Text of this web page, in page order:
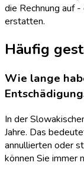
die Rechnung auf
erstatten.
Häufig
Wie lange
In der
Jahre. Das
annullierten oder
können Sie immer